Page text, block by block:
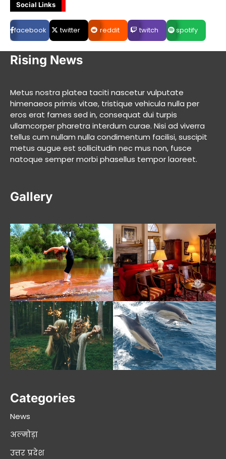
Social Links
facebook twitter reddit twitch spotify
Rising News
Metus nostra platea taciti nascetur vulputate
himenaeos primis vitae, tristique vehicula nulla per
eros erat fames sed in, consequat dui turpis
ullamcorper pharetra interdum curae. Nisi ad viverra
tellus cum nullam nulla condimentum facilisi, suscipit
metus augue est sollicitudin nec mus non, fusce
natoque semper morbi phasellus tempor laoreet.
Gallery
Categories
News
अल्मोड़ा
उत्तर प्रदेश